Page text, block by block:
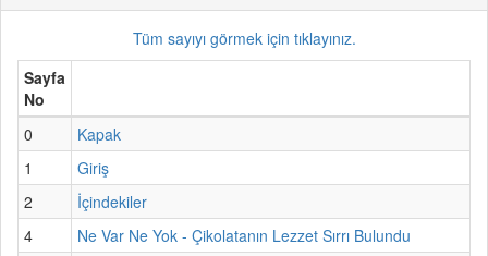
Tüm sayıyı görmek için tıklayınız.
Sayfa
No
0
Kapak
1
Giriş
2
İçindekiler
4
Ne Var Ne Yok - Çikolatanın Lezzet Sırrı Bulundu